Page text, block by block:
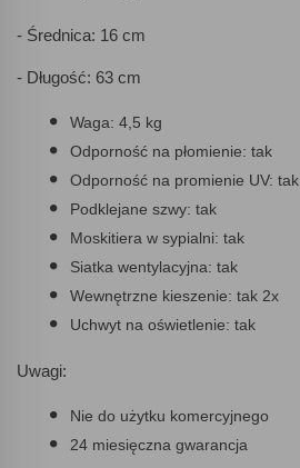
- Średnica: 16 cm
- Długość: 63 cm
Waga: 4,5 kg
Odporność na płomienie: tak
Odporność na promienie UV: tak
Podklejane szwy: tak
Moskitiera w sypialni: tak
Siatka wentylacyjna: tak
Wewnętrzne kieszenie: tak 2x
Uchwyt na oświetlenie: tak
Uwagi:
Nie do użytku komercyjnego
24 miesięczna gwarancja